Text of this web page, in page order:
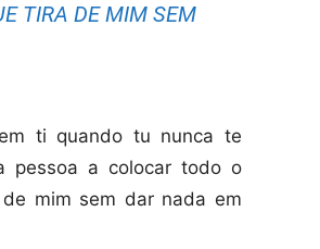
TIRA DE MIM SEM
ti quando tu nunca te
pessoa a colocar todo o
mim sem dar nada em